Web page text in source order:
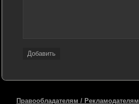
Добавить
Правообладателям / Рекламодателям